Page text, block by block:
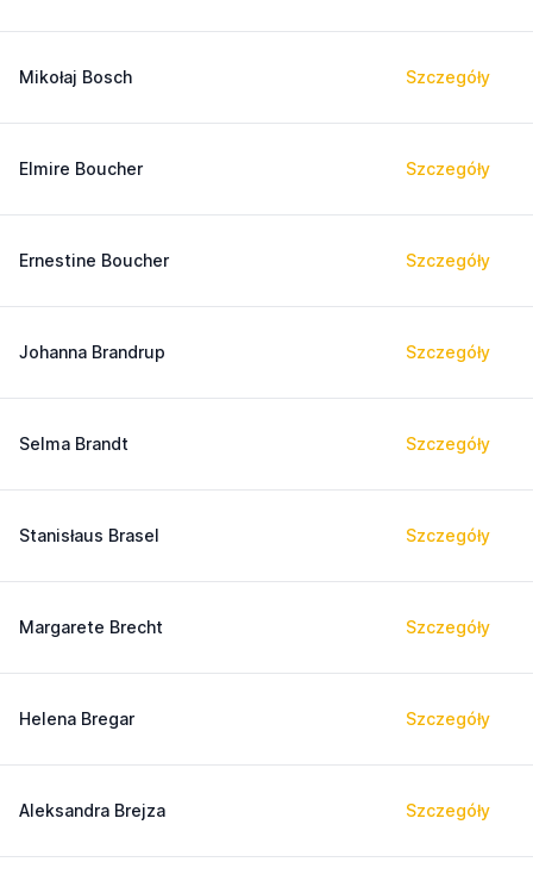
Mikołaj Bosch Szczegóły
Elmire Boucher Szczegóły
Ernestine Boucher Szczegóły
Johanna Brandrup Szczegóły
Selma Brandt Szczegóły
Stanisłaus Brasel Szczegóły
Margarete Brecht Szczegóły
Helena Bregar Szczegóły
Aleksandra Brejza Szczegóły